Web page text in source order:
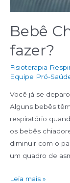
Bebê
fazer?
Fisioterapia
Equipe Pró-
Você já se
Alguns bebês
respiratório
os bebês
diminuir com o
um quadro de
Leia mais »